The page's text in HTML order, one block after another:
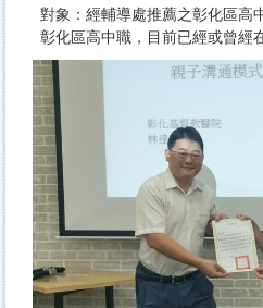
對象：經輔導處推薦之彰化區高
彰化區高中職，目前已經或曾經